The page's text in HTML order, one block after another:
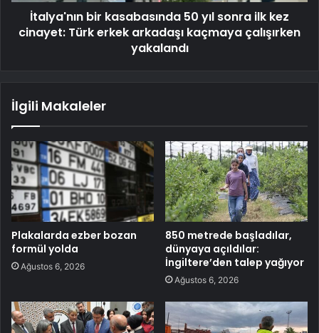
İtalya'nın bir kasabasında 50 yıl sonra ilk kez
cinayet: Türk erkek arkadaşı kaçmaya çalışırken
yakalandı
İlgili Makaleler
Plakalarda ezber bozan
formül yolda
Ağustos 6, 2026
850 metrede başladılar,
dünyaya açıldılar:
İngiltere’den talep yağıyor
Ağustos 6, 2026